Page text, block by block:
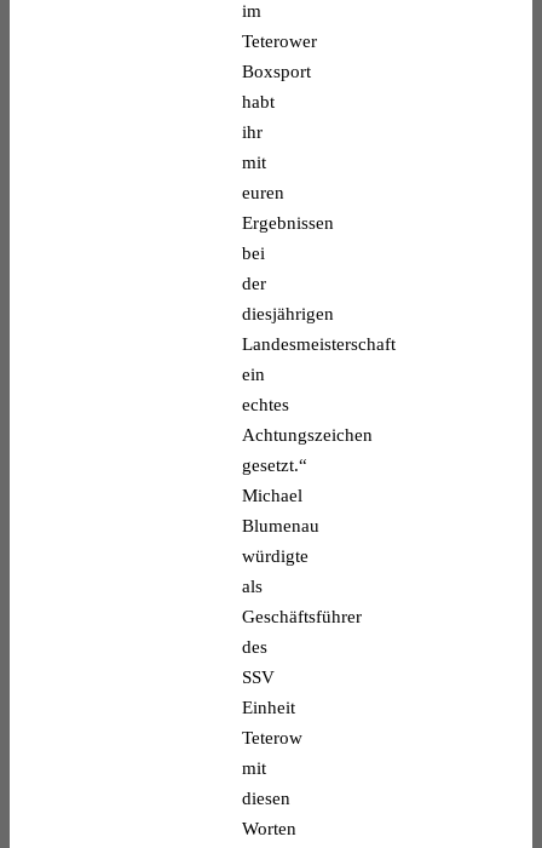
im
Teterower
Boxsport
habt
ihr
mit
euren
Ergebnissen
bei
der
diesjährigen
Landesmeisterschaft
ein
echtes
Achtungszeichen
gesetzt.“
Michael
Blumenau
würdigte
als
Geschäftsführer
des
SSV
Einheit
Teterow
mit
diesen
Worten